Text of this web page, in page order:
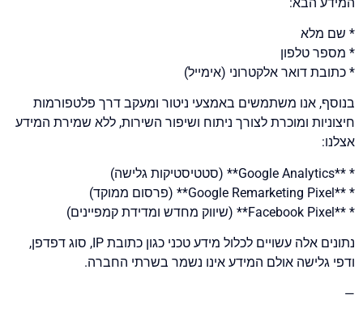
* שם מלא
* מספר טלפון
* כתובת דואר אלקטרוני (אימייל)
בנוסף, אנו משתמשים באמצעי ניטור ומעקב דרך פלטפורמות
חיצוניות ומוכרת לצורך ניתוח ושיפור השירות, ללא שמירת המידע
אצלנו:
* **Google Analytics** (סטטיסטיקות גלישה)
* **Google Remarketing Pixel** (פרסום ממוקד)
* **Facebook Pixel** (שיווק מחדש ומדידת קמפיינים)
נתונים אלה עשויים לכלול מידע טכני כגון כתובת IP, סוג דפדפן,
ודפי גלישה אולם המידע אינו נשמר בשרתי החברה.
—